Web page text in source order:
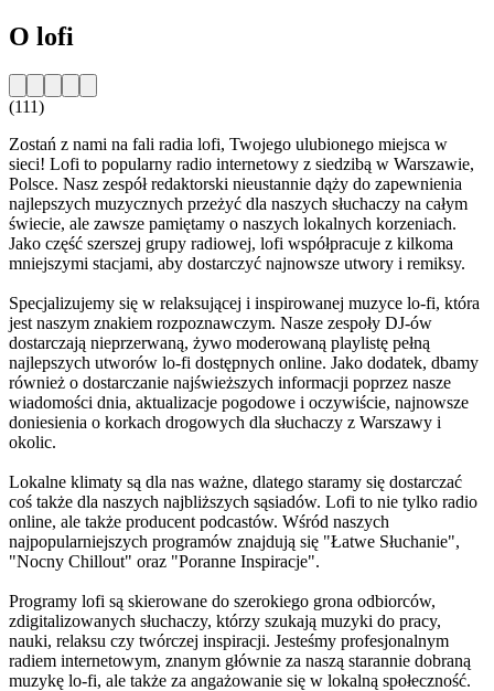
O lofi
(111)
Zostań z nami na fali radia lofi, Twojego ulubionego miejsca w
sieci! Lofi to popularny radio internetowy z siedzibą w Warszawie,
Polsce. Nasz zespół redaktorski nieustannie dąży do zapewnienia
najlepszych muzycznych przeżyć dla naszych słuchaczy na całym
świecie, ale zawsze pamiętamy o naszych lokalnych korzeniach.
Jako część szerszej grupy radiowej, lofi współpracuje z kilkoma
mniejszymi stacjami, aby dostarczyć najnowsze utwory i remiksy.
Specjalizujemy się w relaksującej i inspirowanej muzyce lo-fi, która
jest naszym znakiem rozpoznawczym. Nasze zespoły DJ-ów
dostarczają nieprzerwaną, żywo moderowaną playlistę pełną
najlepszych utworów lo-fi dostępnych online. Jako dodatek, dbamy
również o dostarczanie najświeższych informacji poprzez nasze
wiadomości dnia, aktualizacje pogodowe i oczywiście, najnowsze
doniesienia o korkach drogowych dla słuchaczy z Warszawy i
okolic.
Lokalne klimaty są dla nas ważne, dlatego staramy się dostarczać
coś także dla naszych najbliższych sąsiadów. Lofi to nie tylko radio
online, ale także producent podcastów. Wśród naszych
najpopularniejszych programów znajdują się "Łatwe Słuchanie",
"Nocny Chillout" oraz "Poranne Inspiracje".
Programy lofi są skierowane do szerokiego grona odbiorców,
zdigitalizowanych słuchaczy, którzy szukają muzyki do pracy,
nauki, relaksu czy twórczej inspiracji. Jesteśmy profesjonalnym
radiem internetowym, znanym głównie za naszą starannie dobraną
muzykę lo-fi, ale także za angażowanie się w lokalną społeczność.